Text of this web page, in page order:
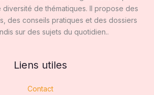
de thématiques. Il propose des
des conseils pratiques et des dossiers
sur des sujets du quotidien..
Liens utiles
Contact